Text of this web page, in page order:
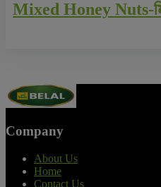
Mixed Honey Nuts-
Company
About Us
Home
Contact Us